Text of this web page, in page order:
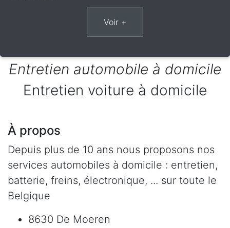
Entretien automobile à domicile
Entretien voiture à domicile
À propos
Depuis plus de 10 ans nous proposons nos
services automobiles à domicile : entretien,
batterie, freins, électronique, ... sur toute le
Belgique
8630 De Moeren